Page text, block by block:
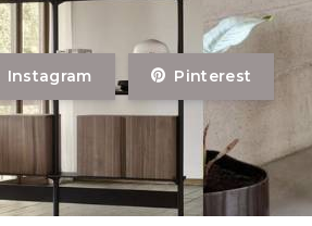
Instagram Pinterest